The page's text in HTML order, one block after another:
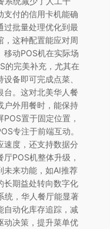
支付的信用卡机能确
过批量处理优化到最
，这种配置能应对周
移动POS机在实际场
的完美补充，尤其在
备即可完成点菜、
台。这对北美华人餐
户外用餐时，能保持
置于固定位置，
专注于前端互动。
速度，还支持数据分
POS机整体升级，
未来功能，如AI推荐
长期益处转向数字化
统，华人餐厅能显著
自动化库存追踪，减
动决策，提升菜单优